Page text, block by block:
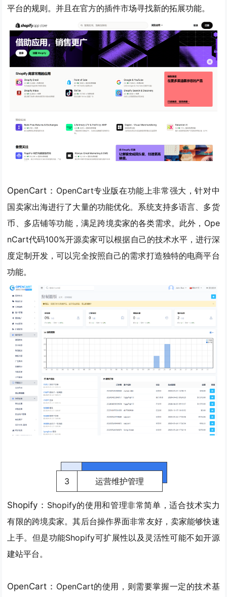
平台的规则。并且在官方的插件市场寻找新的拓展功能。
OpenCart： OpenCart专业版在功能上非常强大，针对中
国卖家出海进行了大量的功能优化。 系统支持多语言、多货
币、多店铺等功能，满足跨境卖家的各类需求。 此外，Ope
nCart代码100%开源卖家可以根据自己的技术水平，进行深
度定制开发，可以完全按照自己的需求打造独特的电商平台
功能。
3 运营维护管理
Shopify： Shopify的使用和管理非常简单，适合技术实力
有限的跨境卖家。其后台操作界面非常友好，卖家能够快速
上手。但是功能Shopify可扩展性以及灵活性可能不如开源
建站平台。
OpenCart： OpenCart的使用，则需要掌握一定的技术基